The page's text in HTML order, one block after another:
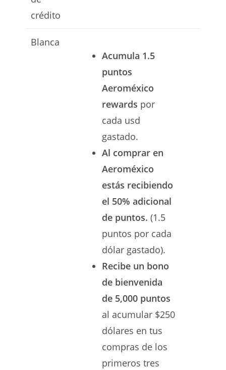
crédito
Blanca
Acumula 1.5
puntos
Aeroméxico
rewards por
cada usd
gastado.
Al comprar en
Aeroméxico
estás recibiendo
el 50% adicional
de puntos. (1.5
puntos por cada
dólar gastado).
Recibe un bono
de bienvenida
de 5,000 puntos
al acumular $250
dólares en tus
compras de los
primeros tres